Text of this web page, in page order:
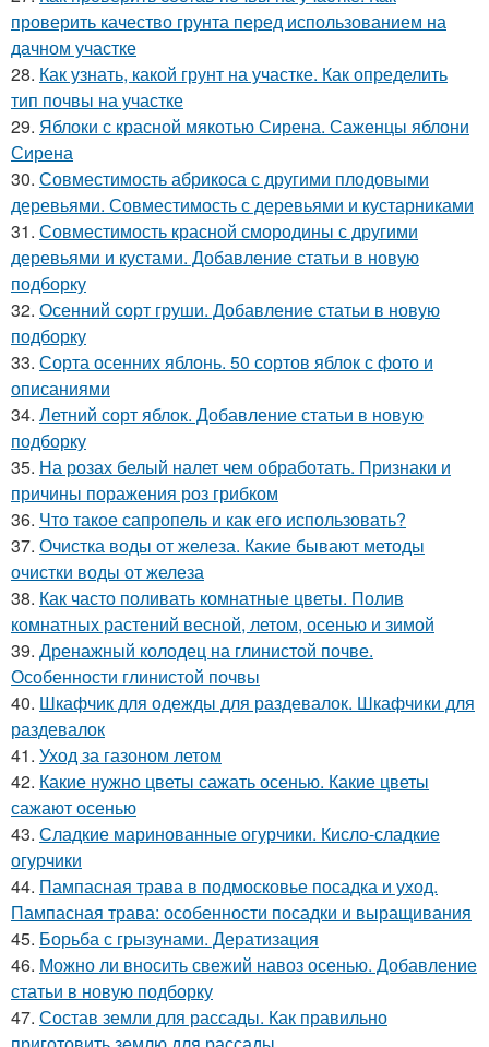
проверить качество грунта перед использованием на
дачном участке
28. Как узнать, какой грунт на участке. Как определить
тип почвы на участке
29. Яблоки с красной мякотью Сирена. Саженцы яблони
Сирена
30. Совместимость абрикоса с другими плодовыми
деревьями. Совместимость с деревьями и кустарниками
31. Совместимость красной смородины с другими
деревьями и кустами. Добавление статьи в новую
подборку
32. Осенний сорт груши. Добавление статьи в новую
подборку
33. Сорта осенних яблонь. 50 сортов яблок с фото и
описаниями
34. Летний сорт яблок. Добавление статьи в новую
подборку
35. На розах белый налет чем обработать. Признаки и
причины поражения роз грибком
36. Что такое сапропель и как его использовать?
37. Очистка воды от железа. Какие бывают методы
очистки воды от железа
38. Как часто поливать комнатные цветы. Полив
комнатных растений весной, летом, осенью и зимой
39. Дренажный колодец на глинистой почве.
Особенности глинистой почвы
40. Шкафчик для одежды для раздевалок. Шкафчики для
раздевалок
41. Уход за газоном летом
42. Какие нужно цветы сажать осенью. Какие цветы
сажают осенью
43. Сладкие маринованные огурчики. Кисло-сладкие
огурчики
44. Пампасная трава в подмосковье посадка и уход.
Пампасная трава: особенности посадки и выращивания
45. Борьба с грызунами. Дератизация
46. Можно ли вносить свежий навоз осенью. Добавление
статьи в новую подборку
47. Состав земли для рассады. Как правильно